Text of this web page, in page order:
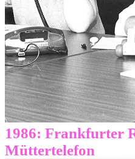
1986: Frankfurter
Müttertelefon